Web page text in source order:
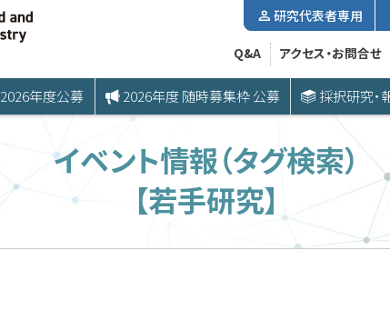
2026年度公募 2026年度 随時募集枠 公募 採択研究・
研究代表者専用
Q&A アクセス・お問合せ
イベント情報（タグ検索）
【若手研究】